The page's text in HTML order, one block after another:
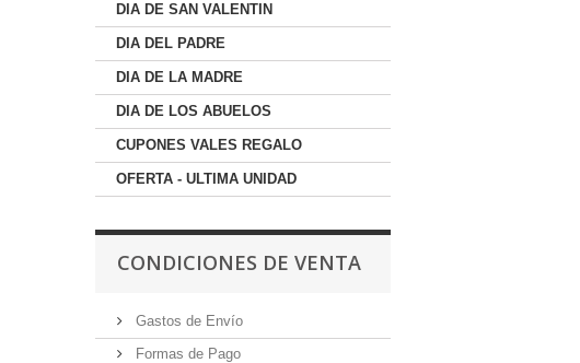
DIA DE SAN VALENTIN
DIA DEL PADRE
DIA DE LA MADRE
DIA DE LOS ABUELOS
CUPONES VALES REGALO
OFERTA - ULTIMA UNIDAD
CONDICIONES DE VENTA
Gastos de Envío
Formas de Pago